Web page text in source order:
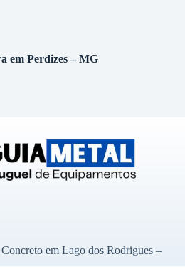
em Perdizes – MG
em Lago dos Rodrigues –